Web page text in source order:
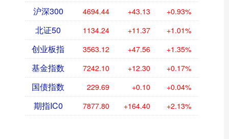
沪深300 4694.44 +43.13 +0.93%
北证50 1134.24 +11.37 +1.01%
创业板指 3563.12 +47.56 +1.35%
基金指数 7242.10 +12.30 +0.17%
国债指数 229.69 +0.10 +0.04%
期指IC0 7877.80 +164.40 +2.13%